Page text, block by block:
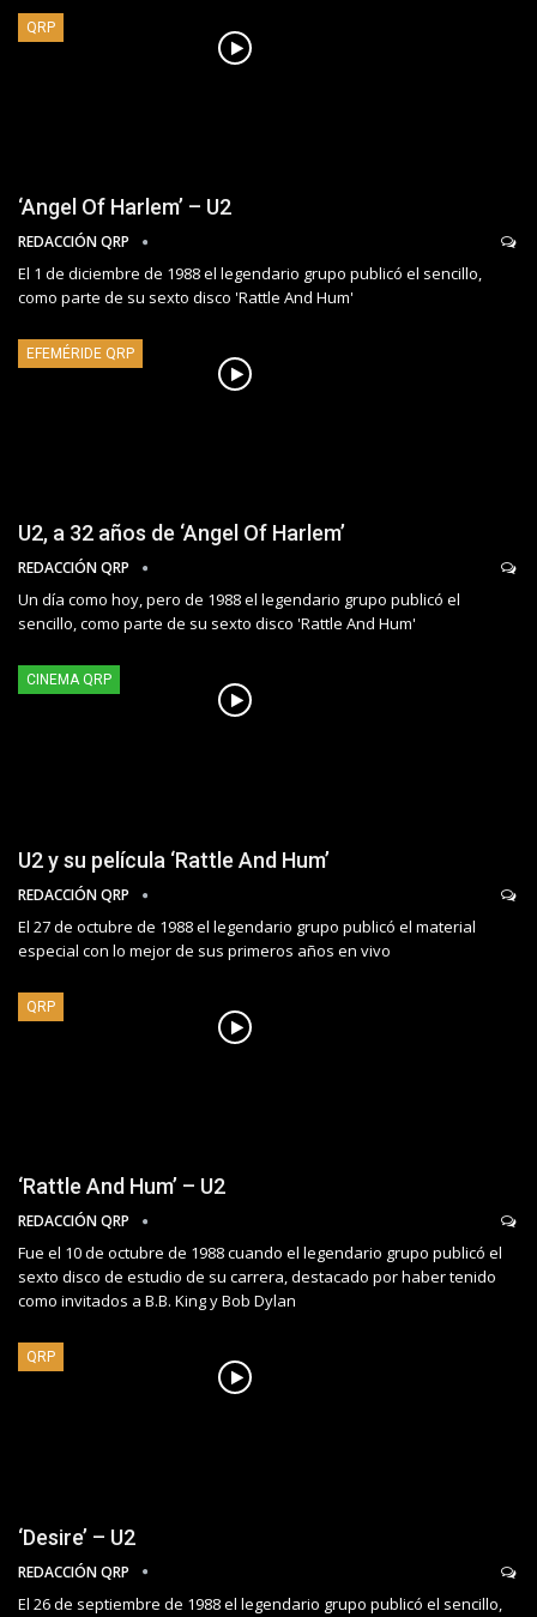
QRP
‘Angel Of Harlem’ – U2
REDACCIÓN QRP
El 1 de diciembre de 1988 el legendario grupo publicó el sencillo,
como parte de su sexto disco 'Rattle And Hum'
EFEMÉRIDE QRP
U2, a 32 años de ‘Angel Of Harlem’
REDACCIÓN QRP
Un día como hoy, pero de 1988 el legendario grupo publicó el
sencillo, como parte de su sexto disco 'Rattle And Hum'
CINEMA QRP
U2 y su película ‘Rattle And Hum’
REDACCIÓN QRP
El 27 de octubre de 1988 el legendario grupo publicó el material
especial con lo mejor de sus primeros años en vivo
QRP
‘Rattle And Hum’ – U2
REDACCIÓN QRP
Fue el 10 de octubre de 1988 cuando el legendario grupo publicó el
sexto disco de estudio de su carrera, destacado por haber tenido
como invitados a B.B. King y Bob Dylan
QRP
‘Desire’ – U2
REDACCIÓN QRP
El 26 de septiembre de 1988 el legendario grupo publicó el sencillo,